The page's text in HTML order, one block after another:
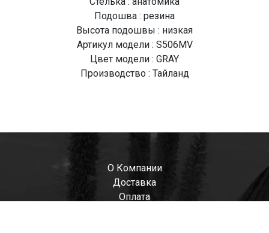
Подошва : резина
Высота подошвы : низкая
Артикул модели : S506MV
Цвет модели : GRAY
Производство : Тайланд
О Компании
Доставка
Оплата